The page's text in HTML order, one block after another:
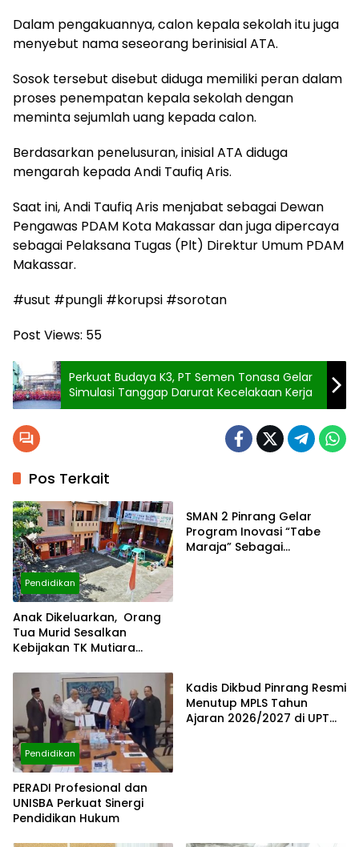
Dalam pengakuannya, calon kepala sekolah itu juga
menyebut nama seseorang berinisial ATA.
Sosok tersebut disebut diduga memiliki peran dalam
proses penempatan kepala sekolah dengan
meminta sejumlah uang kepada calon.
Berdasarkan penelusuran, inisial ATA diduga
mengarah kepada Andi Taufiq Aris.
Saat ini, Andi Taufiq Aris menjabat sebagai Dewan
Pengawas PDAM Kota Makassar dan juga dipercaya
sebagai Pelaksana Tugas (Plt) Direktur Umum PDAM
Makassar.
#usut #pungli #korupsi #sorotan
Post Views: 55
Perkuat Budaya K3, PT Semen Tonasa Gelar
Simulasi Tanggap Darurat Kecelakaan Kerja
Pos Terkait
Pendidikan
Anak Dikeluarkan, Orang
Tua Murid Sesalkan
Kebijakan TK Mutiara
SMAN 2 Pinrang Gelar
Program Inovasi “Tabe
Maraja” Sebagai
Pendidikan
PERADI Profesional dan
UNISBA Perkuat Sinergi
Pendidikan Hukum
Kadis Dikbud Pinrang Resmi
Menutup MPLS Tahun
Ajaran 2026/2027 di UPT